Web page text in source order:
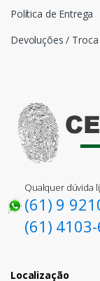
Política de Entrega
Devoluções / Troca
Qualquer dúvida
(61) 9
(61)
Localização